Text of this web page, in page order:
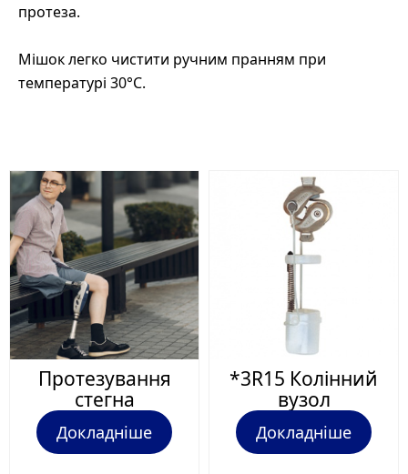
протеза.
Мішок легко чистити ручним пранням при
температурі 30°C.
Протезування
стегна
Докладніше
*3R15 Колінний
вузол
Докладніше